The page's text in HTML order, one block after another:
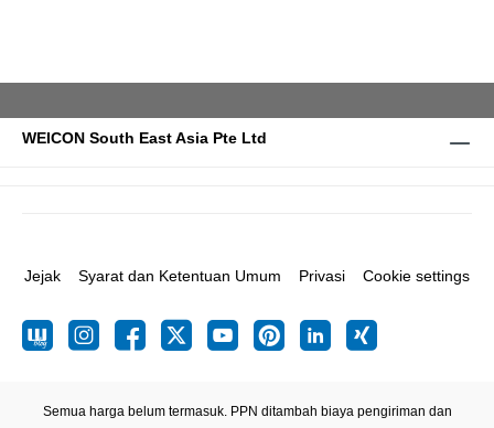
WEICON South East Asia Pte Ltd
Jejak Syarat dan Ketentuan Umum Privasi Cookie settings
Semua harga belum termasuk. PPN ditambah biaya pengiriman dan